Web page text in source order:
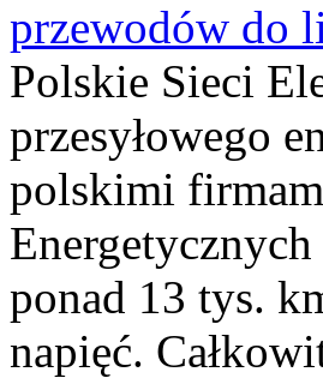
przewodów do
Polskie Sieci
przesyłowego
polskimi
ponad 13 tys.
napięć.